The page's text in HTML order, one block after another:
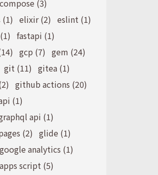
(3)
elixir (2) eslint (1)
fastapi (1)
gcp (7) gem (24)
git (11) gitea (1)
github actions (20)
(1)
api (1)
(2) glide (1)
google analytics (1)
script (5)